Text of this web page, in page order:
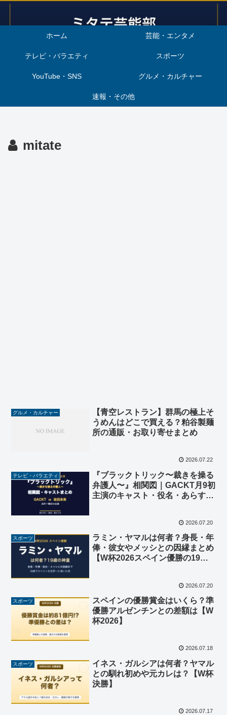
ホーム 芸能・エンタメ
テレビ・バラエティ スポーツ
YouTube・SNS グルメ・カルチャー
速報・その他
mitate
グルメ・カルチャー
【青空レストラン】群馬の極上そ
うめんはどこで買える？粕谷製麺
所の通販・お取り寄せまとめ
2026.07.22
テレビ・バラエティ
『ブラックトリック〜裁きを操る
弁護人〜』相関図｜GACKT月9初
主演のキャスト・役名・あらすじ
2026.07.20
スポーツ
ラミン・ヤマルは何者？身長・年
俸・彼女やメッシとの因縁まとめ
【W杯2026スペイン優勝の19
2026.07.20
スポーツ
スペインの優勝賞金はいくら？準
優勝アルゼンチンとの差額は【W
杯2026】
2026.07.18
スポーツ
イネス・ガルシアは何者？ヤマル
との馴れ初めや元カレは？【W杯
決勝】
2026.07.17